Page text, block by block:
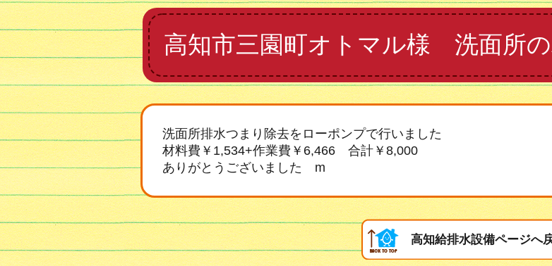
高知市三園町オトマル様 洗面所
洗面所排水つまり除去をローポンプで行いました
材料費￥1,534+作業費￥6,466 合計￥8,000
ありがとうございました m
高知給排水設備ページへ